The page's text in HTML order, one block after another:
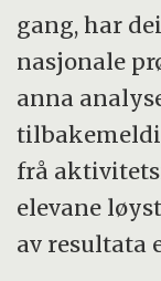
gang, har
nasjonale
anna
frå
elevane
av resultata